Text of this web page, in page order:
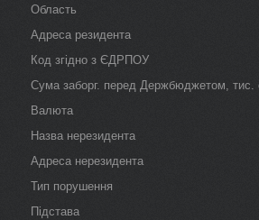
Область
Адреса резидента
Код згідно з ЄДРПОУ
Сума заборг. перед Держбюджетом, тис.
Валюта
Назва нерезидента
Адреса нерезидента
Тип порушення
Підстава